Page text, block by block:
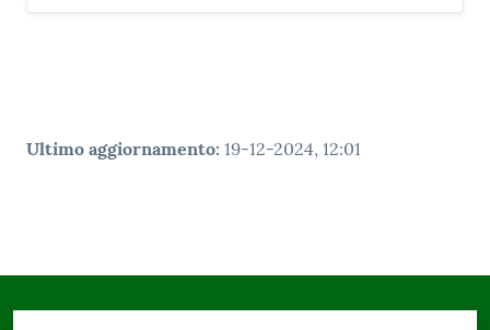
Ultimo aggiornamento: 19-12-2024, 12:01